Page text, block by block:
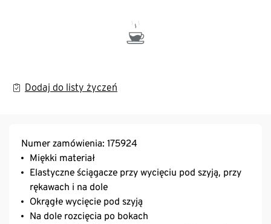
Dodaj do listy życzeń
Numer zamówienia: 175924
Miękki materiał
Elastyczne ściągacze przy wycięciu pod szyją, przy
rękawach i na dole
Okrągłe wycięcie pod szyją
Na dole rozcięcia po bokach